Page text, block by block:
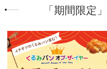
「期間限定」